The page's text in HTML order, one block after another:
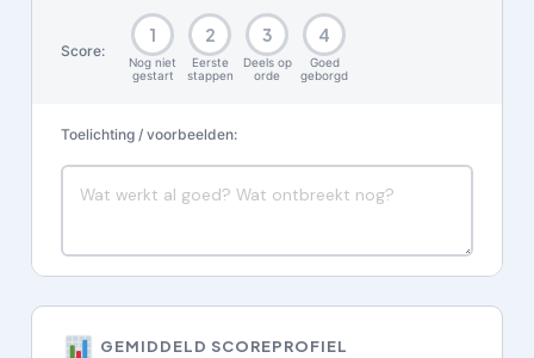
Score:
1
Nog niet
gestart
2
Eerste
stappen
3
Deels op
orde
4
Goed
geborgd
Toelichting / voorbeelden:
GEMIDDELD SCOREPROFIEL